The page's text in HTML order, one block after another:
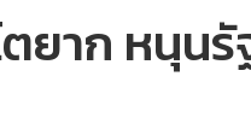
ยาก หนุน